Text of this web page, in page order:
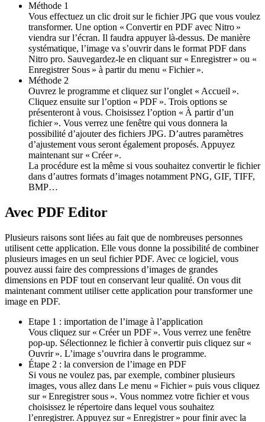
Méthode 1
Vous effectuez un clic droit sur le fichier JPG que vous voulez
transformer. Une option « Convertir en PDF avec Nitro »
viendra sur l’écran. Il faudra appuyer là-dessus. De manière
systématique, l’image va s’ouvrir dans le format PDF dans
Nitro pro. Sauvegardez-le en cliquant sur « Enregistrer » ou «
Enregistrer Sous » à partir du menu « Fichier ».
Méthode 2
Ouvrez le programme et cliquez sur l’onglet « Accueil ».
Cliquez ensuite sur l’option « PDF ». Trois options se
présenteront à vous. Choisissez l’option « À partir d’un
fichier ». Vous verrez une fenêtre qui vous donnera la
possibilité d’ajouter des fichiers JPG. D’autres paramètres
d’ajustement vous seront également proposés. Appuyez
maintenant sur « Créer ».
La procédure est la même si vous souhaitez convertir le fichier
dans d’autres formats d’images notamment PNG, GIF, TIFF,
BMP…
Avec PDF Editor
Plusieurs raisons sont liées au fait que de nombreuses personnes
utilisent cette application. Elle vous donne la possibilité de combiner
plusieurs images en un seul fichier PDF. Avec ce logiciel, vous
pouvez aussi faire des compressions d’images de grandes
dimensions en PDF tout en conservant leur qualité. On vous dit
maintenant comment utiliser cette application pour transformer une
image en PDF.
Etape 1 : importation de l’image à l’application
Vous cliquez sur « Créer un PDF ». Vous verrez une fenêtre
pop-up. Sélectionnez le fichier à convertir puis cliquez sur «
Ouvrir ». L’image s’ouvrira dans le programme.
Étape 2 : la conversion de l’image en PDF
Si vous ne voulez pas, par exemple, combiner plusieurs
images, vous allez dans Le menu « Fichier » puis vous cliquez
sur « Enregistrer sous ». Vous nommez votre fichier et vous
choisissez le répertoire dans lequel vous souhaitez
l’enregistrer. Appuyez sur « Enregistrer » pour finir avec la